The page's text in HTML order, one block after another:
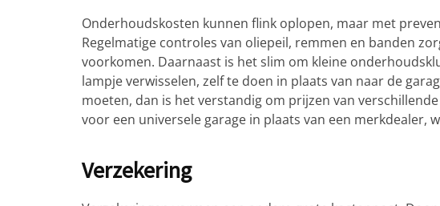
Onderhoudskosten kunnen flink oplopen, maar met
Regelmatige controles van oliepeil, remmen en banden
voorkomen. Daarnaast is het slim om kleine
lampje verwisselen, zelf te doen in plaats van naar de
moeten, dan is het verstandig om prijzen van
voor een universele garage in plaats van een merkdealer,
Verzekering